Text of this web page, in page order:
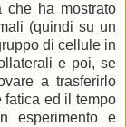
che ha mostrato
(quindi su un
di cellule in
e poi, se
a trasferirlo
fatica ed il tempo
esperimento e